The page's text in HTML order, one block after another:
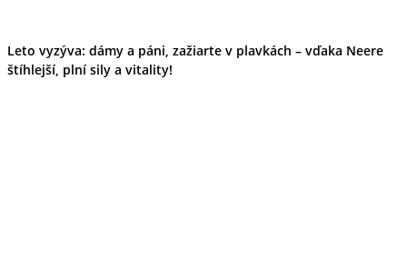
Leto vyzýva: dámy a páni, zažiarte v plavkách – vďaka Neere
štíhlejší, plní sily a vitality!